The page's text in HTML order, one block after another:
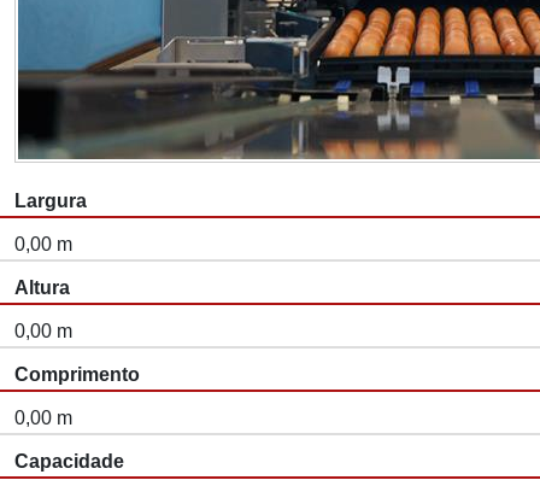
Largura
0,00 m
Altura
0,00 m
Comprimento
0,00 m
Capacidade